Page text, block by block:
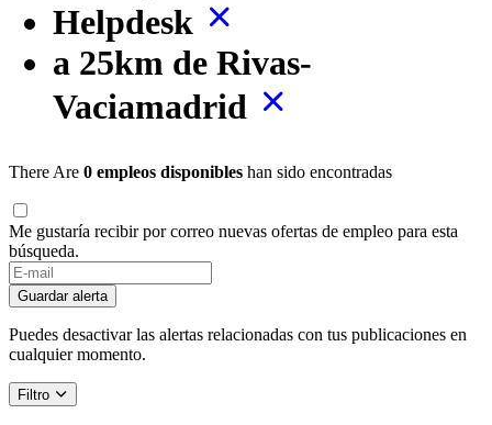
Helpdesk
a 25km de Rivas-
Vaciamadrid
There Are 0 empleos disponibles han sido encontradas
Me gustaría recibir por correo nuevas ofertas de empleo para esta
búsqueda.
If
you
are
a
human,
ignore
this
field
Guardar alerta
Puedes desactivar las alertas relacionadas con tus publicaciones en
cualquier momento.
Filtro